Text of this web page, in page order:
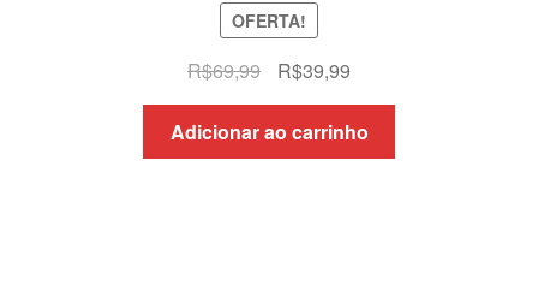
OFERTA!
R$69,99
O
preço
original
era:
R$39,99O
preço
atual
é:
Adicionar ao carrinho